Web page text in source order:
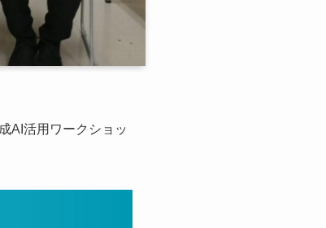
AI活用ワークショッ